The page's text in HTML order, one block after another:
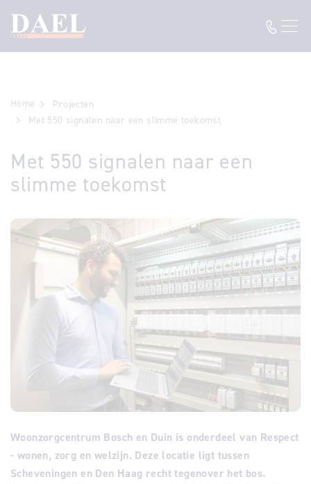
Home
Projecten
Met 550 signalen naar een slimme toekomst
Met 550 signalen naar een
slimme toekomst
Woonzorgcentrum Bosch en Duin is onderdeel van Respect
- wonen, zorg en welzijn. Deze locatie ligt tussen
Scheveningen en Den Haag recht tegenover het bos.